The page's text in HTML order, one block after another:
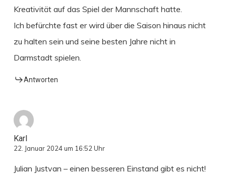
Kreativität auf das Spiel der Mannschaft hatte.
Ich befürchte fast er wird über die Saison hinaus nicht
zu halten sein und seine besten Jahre nicht in
Darmstadt spielen.
Antworten
Karl
22. Januar 2024 um 16:52 Uhr
Julian Justvan – einen besseren Einstand gibt es nicht!